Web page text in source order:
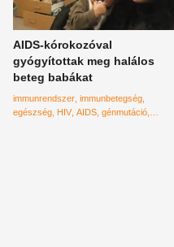
AIDS-kórokozóval
gyógyítottak meg halálos
beteg babákat
immunrendszer immunbetegség
egészség HIV AIDS génmutáció